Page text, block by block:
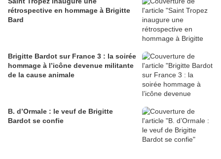
rétrospective en hommage à Brigitte
Bard
Brigitte Bardot sur France 3 : la soirée
hommage à l’icône devenue militante
de la cause animale
B. d’Ormale : le veuf de Brigitte
Bardot se confie